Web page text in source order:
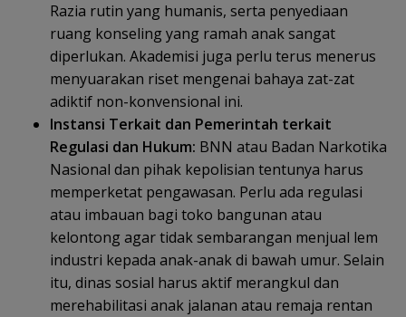
Razia rutin yang humanis, serta penyediaan
ruang konseling yang ramah anak sangat
diperlukan. Akademisi juga perlu terus menerus
menyuarakan riset mengenai bahaya zat-zat
adiktif non-konvensional ini.
Instansi Terkait dan Pemerintah terkait
Regulasi dan Hukum: BNN atau Badan Narkotika
Nasional dan pihak kepolisian tentunya harus
memperketat pengawasan. Perlu ada regulasi
atau imbauan bagi toko bangunan atau
kelontong agar tidak sembarangan menjual lem
industri kepada anak-anak di bawah umur. Selain
itu, dinas sosial harus aktif merangkul dan
merehabilitasi anak jalanan atau remaja rentan